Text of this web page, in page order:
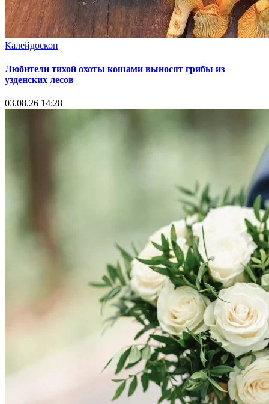
Калейдоскоп
Любители тихой охоты кошами выносят грибы из
узденских лесов
03.08.26 14:28